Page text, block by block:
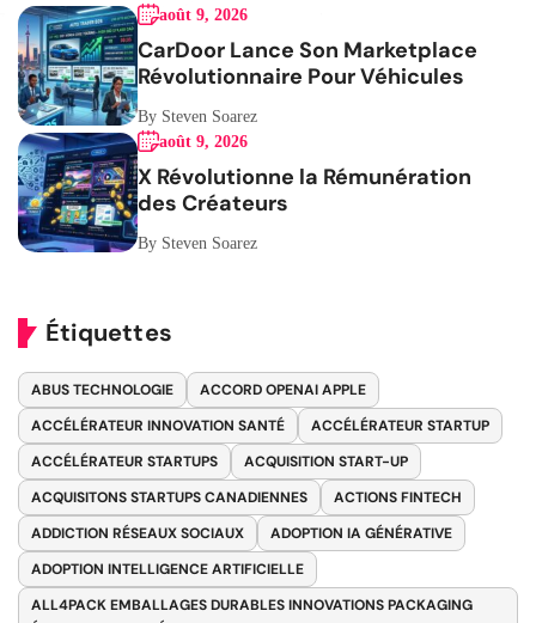
août 9, 2026
CarDoor Lance Son Marketplace
Révolutionnaire Pour Véhicules
By Steven Soarez
août 9, 2026
X Révolutionne la Rémunération
des Créateurs
By Steven Soarez
Étiquettes
ABUS TECHNOLOGIE
ACCORD OPENAI APPLE
ACCÉLÉRATEUR INNOVATION SANTÉ
ACCÉLÉRATEUR STARTUP
ACCÉLÉRATEUR STARTUPS
ACQUISITION START-UP
ACQUISITONS STARTUPS CANADIENNES
ACTIONS FINTECH
ADDICTION RÉSEAUX SOCIAUX
ADOPTION IA GÉNÉRATIVE
ADOPTION INTELLIGENCE ARTIFICIELLE
ALL4PACK EMBALLAGES DURABLES INNOVATIONS PACKAGING